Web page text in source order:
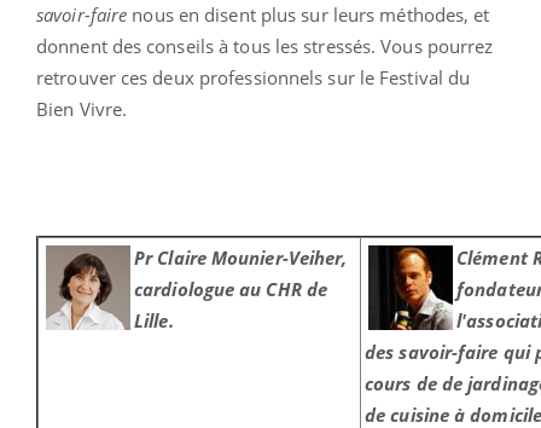
savoir-faire nous en disent plus sur leurs méthodes, et
donnent des conseils à tous les stressés. Vous pourrez
retrouver ces deux professionnels sur le Festival du
Bien Vivre.
Pr Claire Mounier-Veiher,
cardiologue au CHR de
Lille.
Clément
des savoir-faire qui
cours de de
de cuisine à